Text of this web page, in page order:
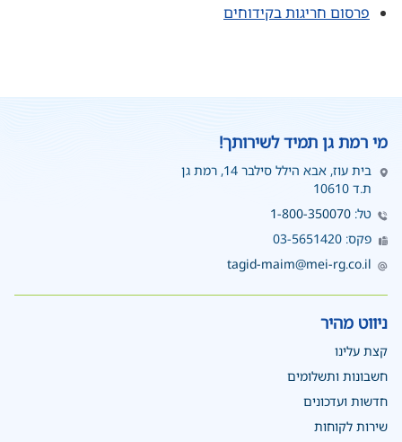
פרסום חריגות בקידוחים
מי רמת גן תמיד לשירותך!
בית עוז, אבא הילל סילבר 14, רמת גן
ת.ד 10610
טל: 1-800-350070
פקס: 03-5651420
tagid-maim@mei-rg.co.il
ניווט מהיר
קצת עלינו
חשבונות ותשלומים
חדשות ועדכונים
שירות לקוחות